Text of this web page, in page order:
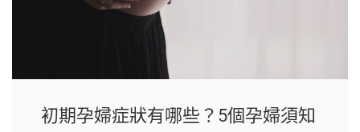
初期孕婦症狀有哪些？5個孕婦須知